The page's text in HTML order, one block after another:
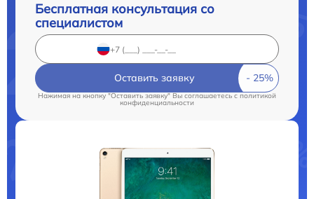
Бесплатная консультация со
специалистом
Оставить заявку
Нажимая на кнопку "Оставить заявку" Вы соглашаетесь cполитикой
конфиденциальности